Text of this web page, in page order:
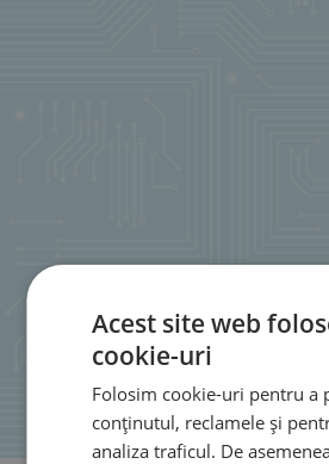
Acest site web
cookie-uri
Folosim cookie-uri pentru a
conținutul, reclamele și
analiza traficul. De